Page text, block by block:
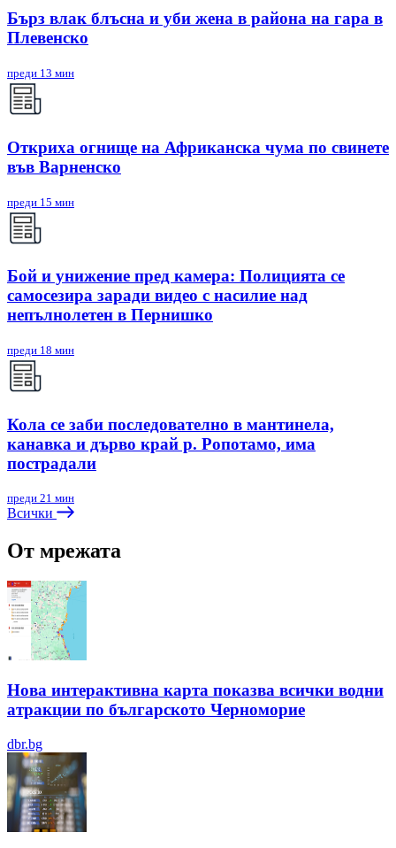
Бърз влак блъсна и уби жена в района на гара в
Плевенско
преди 13 мин
Откриха огнище на Африканска чума по свинете
във Варненско
преди 15 мин
Бой и унижение пред камера: Полицията се
самосезира заради видео с насилие над
непълнолетен в Пернишко
преди 18 мин
Кола се заби последователно в мантинела,
канавка и дърво край р. Ропотамо, има
пострадали
преди 21 мин
Всички
От мрежата
Нова интерактивна карта показва всички водни
атракции по българското Черноморие
dbr.bg